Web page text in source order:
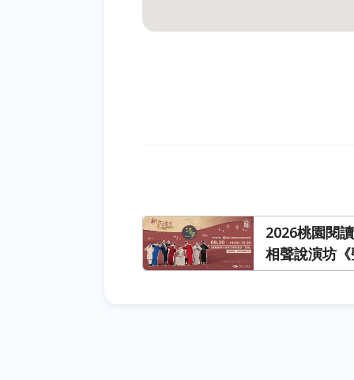
2026桃園閱
相聲說演坊
語「變聲」